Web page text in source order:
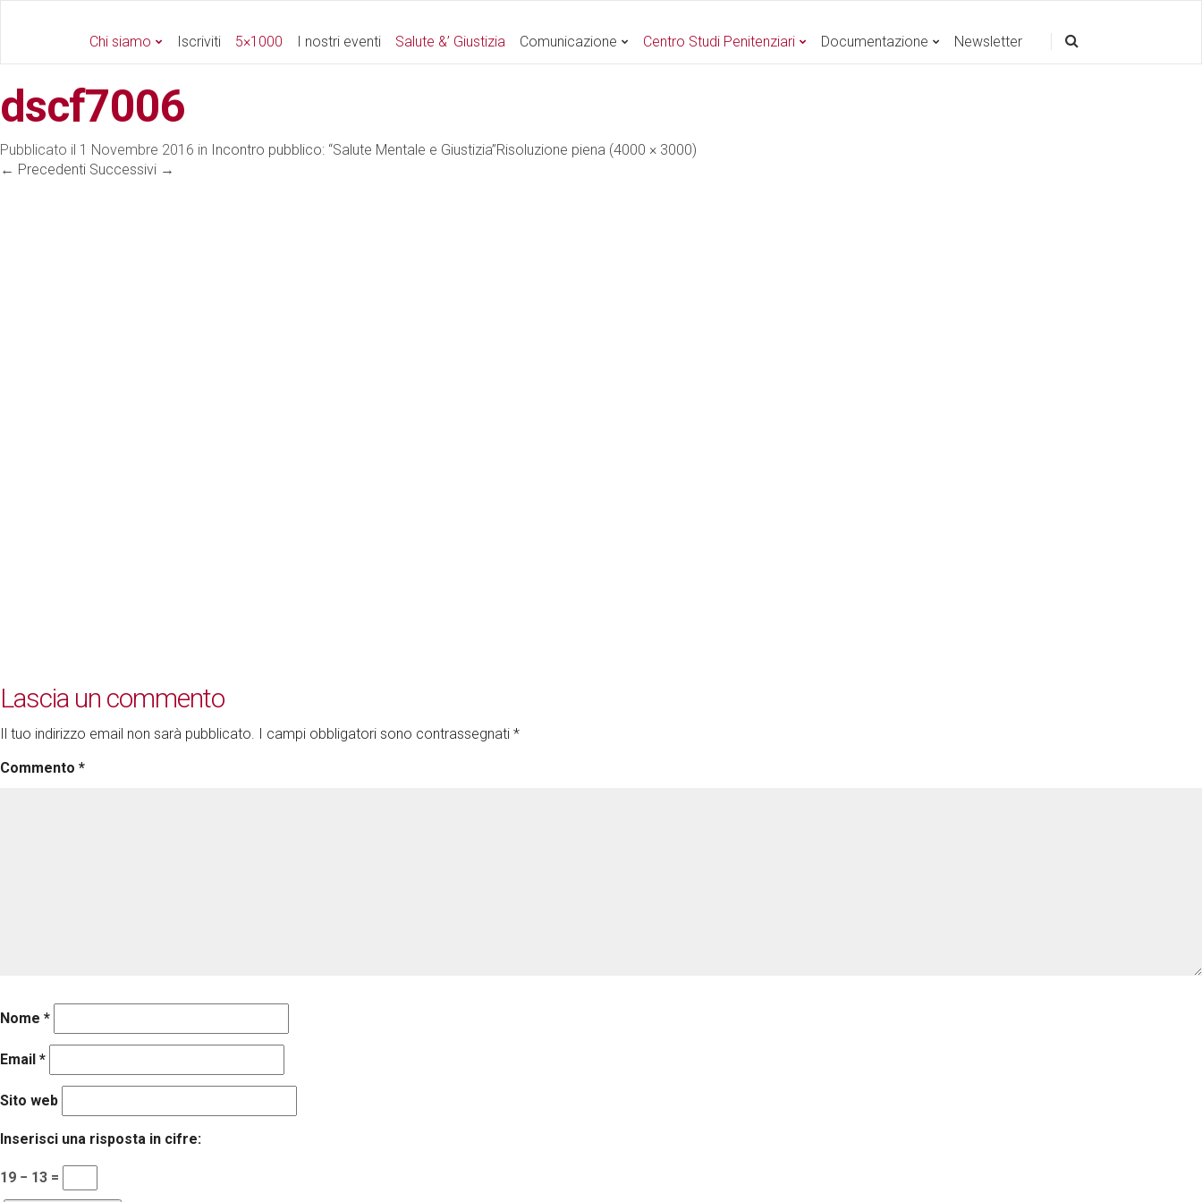
Chi siamo Iscriviti 5×1000 I nostri eventi Salute &’ Giustizia Comunicazione Centro Studi Penitenziari Documentazione Newsletter
dscf7006
Pubblicato il 1 Novembre 2016 in Incontro pubblico: “Salute Mentale e Giustizia”Risoluzione piena (4000 × 3000)
← Precedenti Successivi →
Lascia un commento
Il tuo indirizzo email non sarà pubblicato. I campi obbligatori sono contrassegnati *
Commento *
Nome *
Email *
Sito web
Inserisci una risposta in cifre:
19 − 13 =